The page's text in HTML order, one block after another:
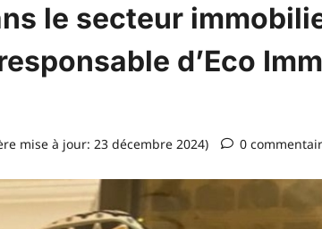
le secteur
d’Eco
mise à jour: 23 décembre 2024) 0